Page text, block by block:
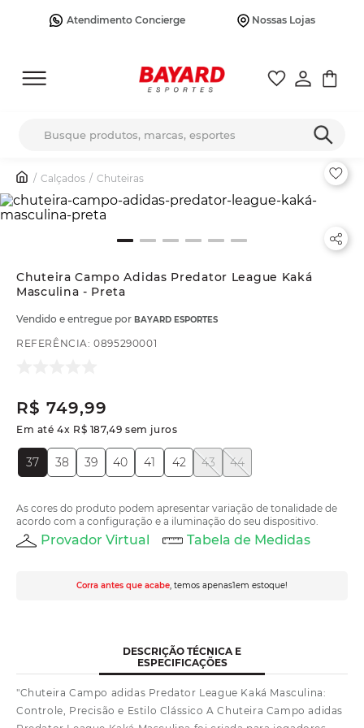
Atendimento Concierge Nossas Lojas
Calçados Chuteiras
Chuteira Campo Adidas Predator League Kaká
Masculina - Preta
Vendido e entregue por BAYARD ESPORTES
REFERÊNCIA:0895290001
R$ 749,99
Em até4x R$ 187,49 sem juros
37 38 39 40 41 42 43 44
As cores do produto podem apresentar variação de tonalidade de
acordo com a configuração e a iluminação do seu dispositivo.
Provador Virtual Tabela de Medidas
Corra antes que acabe , temos apenas1em estoque!
DESCRIÇÃO TÉCNICA E
ESPECIFICAÇÕES
"Chuteira Campo adidas Predator League Kaká Masculina:
Controle, Precisão e Estilo Clássico A Chuteira Campo adidas